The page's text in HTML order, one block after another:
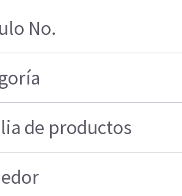
No.
de productos